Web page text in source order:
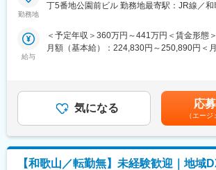
対し、
通信・クラウド・セキュリティなどのICTサ
ら、
「人手不足」「業務効率化」「セキュリティ
どの課題に対し、時間をかけて向き合い、最
提案していくスタイルです。
◇具体的な業務内容
・既存顧客（自治体・大手企業）への課題ヒ
自治体・地場企業（既存顧客中心）に対する
支援します。
提案内容の設計や要件整理など上流工程を
単なる技術サポートではなく、
顧客の課題に基づいた提案内容の検討・設
です。
◇具体的な業務内容
勤務地
丁5番地公園前ビル 勤務地最寄駅：JR線／
ーク含む）
給与
＜予定年収＞360万円～441万円＜賃金形態
月額（基本給）：224,830円～250,890円＜
間/月の手当が含まれます。賃金はあくまで
選考を通じて上下する可能性があります。月
含めた表記です。
気になる 応
（エー
【和歌山／転勤無】未経験歓迎｜地域